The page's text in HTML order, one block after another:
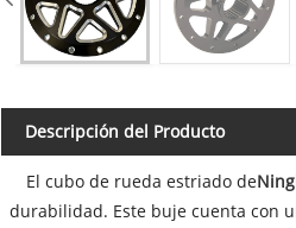
Descripción del Producto
El cubo de rueda estriado de
durabilidad. Este buje cuenta con